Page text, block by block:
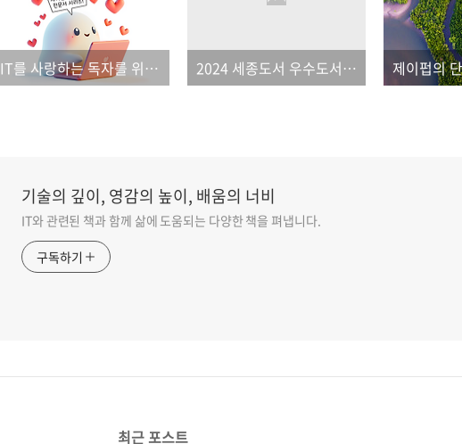
IT를 사랑하는 독자를 위한, LUVIT 시리즈! 2024 세종도서 우수도서 선정 안내
기술의 깊이, 영감의 높이, 배움의 너비
IT와 관련된 책과 함께 삶에 도움되는 다양한 책을 펴냅니다.
구독하기
최근 포스트